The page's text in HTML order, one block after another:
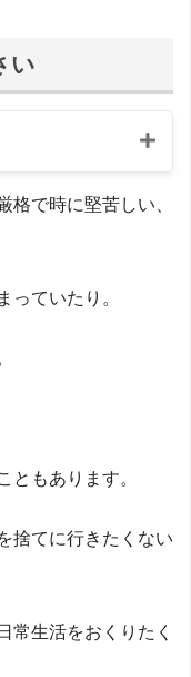
い
格で時に堅苦しい、
っていたり。
ともあります。
捨てに行きたくない
常生活をおくりたく